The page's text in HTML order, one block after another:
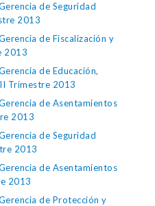
de Seguridad
2013
de Fiscalización y
2013
de Educación,
Trimestre 2013
de Asentamientos
2013
de Seguridad
2013
de Asentamientos
2013
de Protección y